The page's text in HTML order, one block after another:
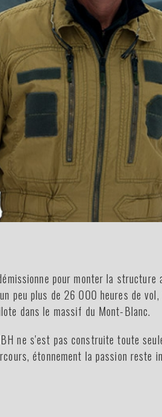
pour monter la structure
peu plus de 26 000 heures de
dans le massif du Mont-Blanc.
ne s'est pas construite toute
étonnement la passion reste